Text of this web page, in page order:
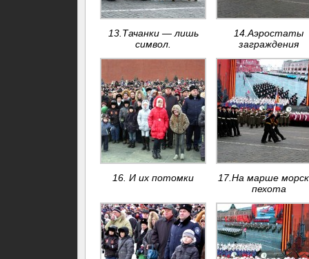
13.Тачанки — лишь
символ.
14.Аэростаты
заграждения
16. И их потомки
17.На марше
пехота